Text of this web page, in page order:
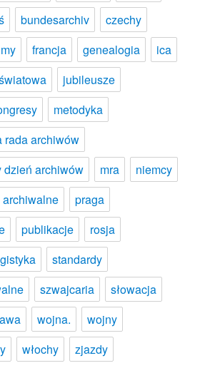
bundesarchiv
czechy
francja genealogia
ica
jubileusze
metodyka
rada archiwów
dzień archiwów
mra
niemcy
archiwalne
praga
publikacje
rosja
standardy
szwajcaria
słowacja
wojna.
wojny
włochy zjazdy